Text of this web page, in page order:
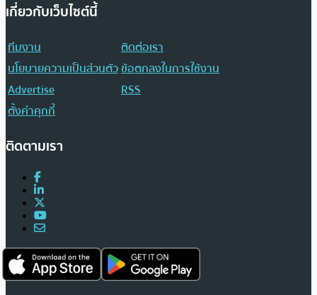
เกี่ยวกับเว็บไซต์นี้
ทีมงาน
ติดต่อเรา
นโยบายความเป็นส่วนตัวข้อตกลงในการใช้งาน
Advertise
RSS
ตั้งค่าคุกกี้
ติดตามเรา